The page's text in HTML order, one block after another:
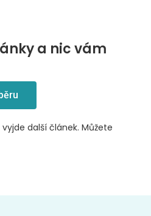
a nic vám
další článek. Můžete